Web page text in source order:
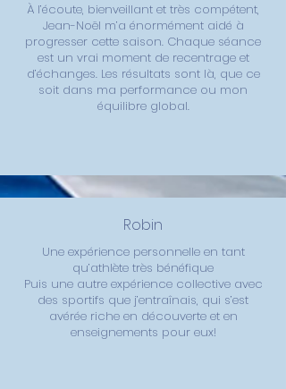
À l’écoute, bienveillant et très compétent,
Jean-Noël m’a énormément aidé à
progresser cette saison. Chaque séance
est un vrai moment de recentrage et
d’échanges. Les résultats sont là, que ce
soit dans ma performance ou mon
équilibre global.
Robin
Une expérience personnelle en tant
qu’athlète très bénéfique
Puis une autre expérience collective avec
des sportifs que j’entraînais, qui s’est
avérée riche en découverte et en
enseignements pour eux!